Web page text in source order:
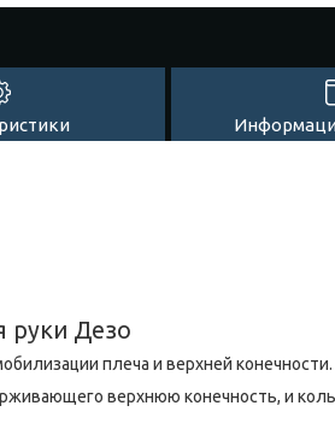
руки Дезо
плеча и верхней конечности.
верхнюю конечность, и